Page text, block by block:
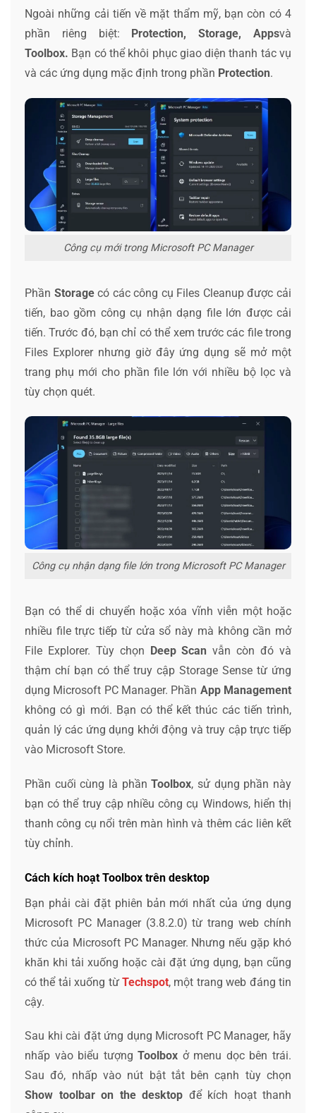
Ngoài những cải tiến về mặt thẩm mỹ, bạn còn có 4
phần riêng biệt:
Protection, Storage, Appsvà
Toolbox. Bạn có thể khôi phục giao diện thanh tác vụ
và các ứng dụng mặc định trong phần Protection.
Công cụ mới trong Microsoft PC Manager
Phần Storagecó các công cụ Files Cleanup được cải
tiến, bao gồm công cụ nhận dạng file lớn được cải
tiến. Trước đó, bạn chỉ có thể xem trước các file trong
Files Explorer nhưng giờ đây ứng dụng sẽ mở một
trang phụ mới cho phần file lớn với nhiều bộ lọc và
tùy chọn quét.
Công cụ nhận dạng file lớn trong Microsoft PC Manager
Bạn có thể di chuyển hoặc xóa vĩnh viễn một hoặc
nhiều file trực tiếp từ cửa sổ này mà không cần mở
File Explorer. Tùy chọn Deep Scan vẫn còn đó và
thậm chí bạn có thể truy cập Storage Sense từ ứng
dụng Microsoft PC Manager. Phần App Management
không có gì mới. Bạn có thể kết thúc các tiến trình,
quản lý các ứng dụng khởi động và truy cập trực tiếp
vào Microsoft Store.
Phần cuối cùng là phầnToolbox, sử dụng phần này
bạn có thể truy cập nhiều công cụ Windows, hiển thị
thanh công cụ nổi trên màn hình và thêm các liên kết
tùy chỉnh.
Cách kích hoạt Toolbox trên desktop
Bạn phải cài đặt phiên bản mới nhất của ứng dụng
Microsoft PC Manager (3.8.2.0) từ trang web chính
thức của Microsoft PC Manager. Nhưng nếu gặp khó
khăn khi tải xuống hoặc cài đặt ứng dụng, bạn cũng
có thể tải xuống từ Techspot, một trang web đáng tin
cậy.
Sau khi cài đặt ứng dụng Microsoft PC Manager, hãy
nhấp vào biểu tượngToolbox ở menu dọc bên trái.
Sau đó, nhấp vào nút bật tắt bên cạnh tùy chọn
Show toolbar on the desktop để kích hoạt thanh